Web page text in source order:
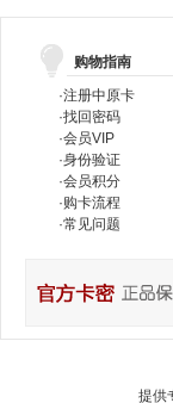
购物指南
·注册中原卡
·找回密码
·会员VIP
·身份验证
·会员积分
·购卡流程
·常见问题
提供